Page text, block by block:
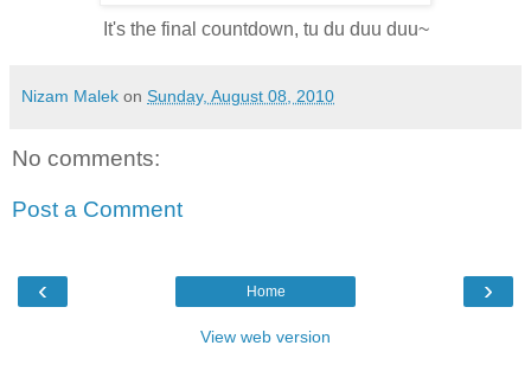
It's the final countdown, tu du duu duu~
Nizam Malek on Sunday, August 08, 2010
No comments:
Post a Comment
‹ ›
Home
View web version